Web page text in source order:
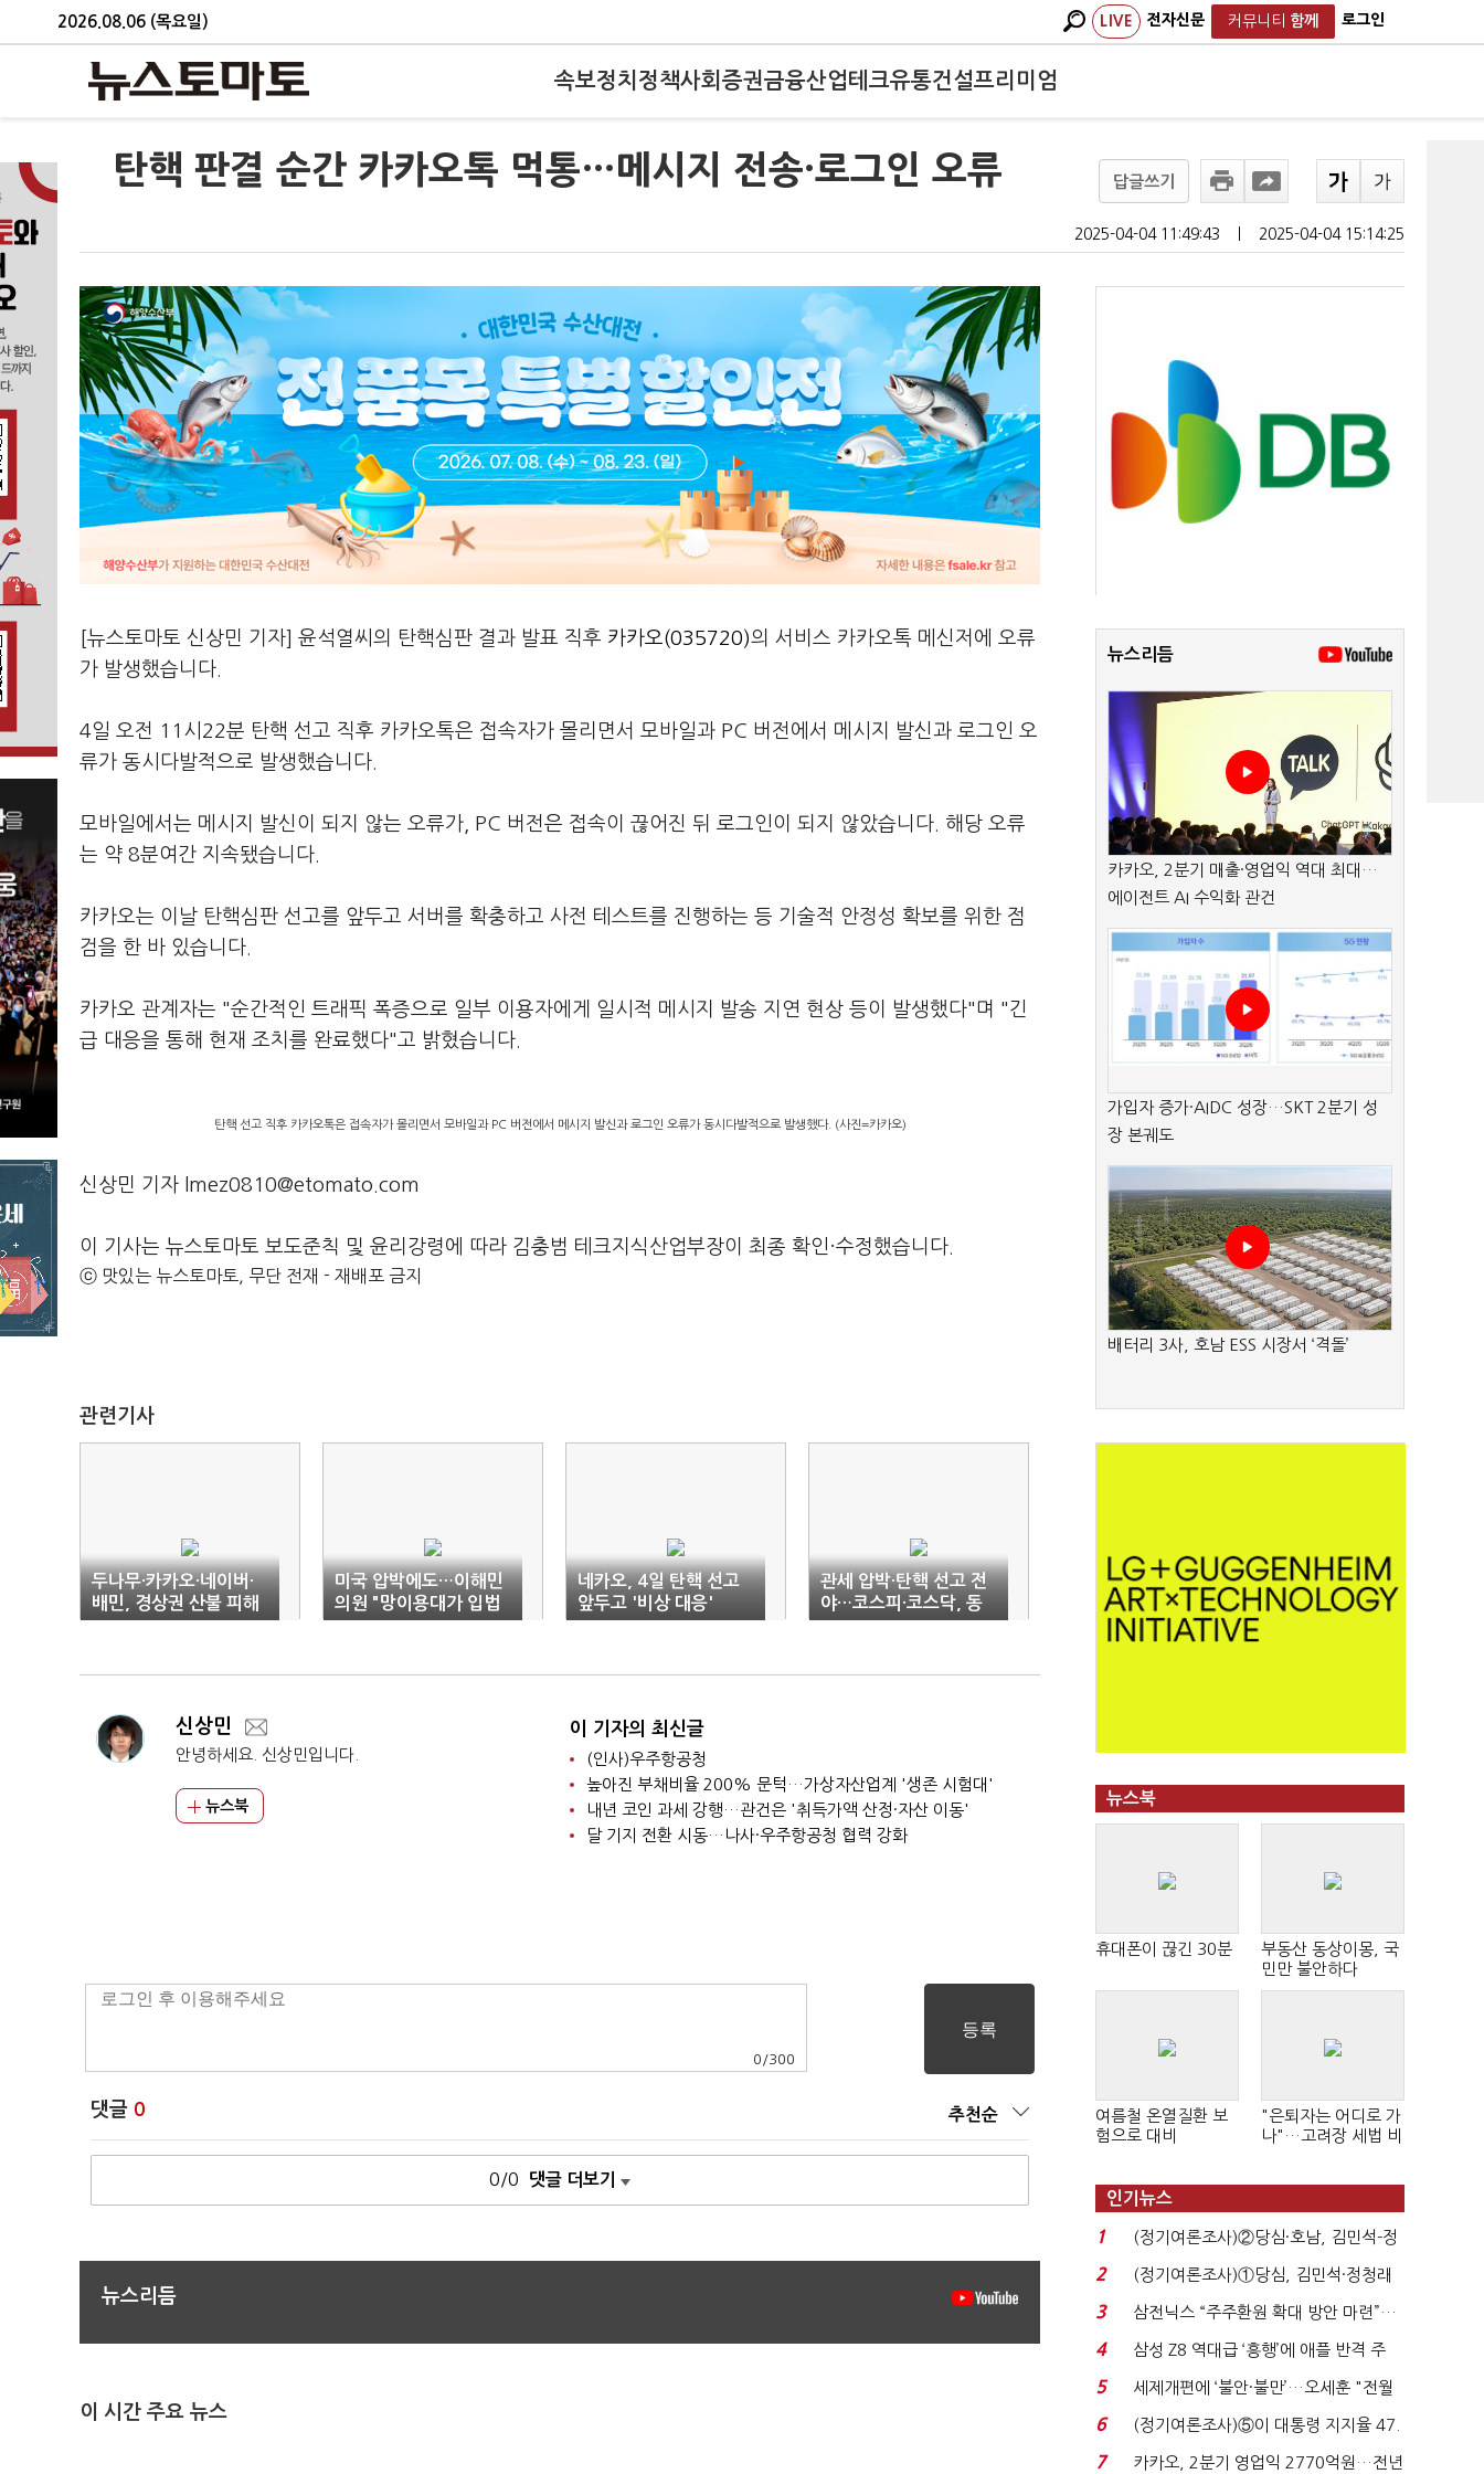
2026.08.06 (목요일) LIVE 전자신문 커뮤니티 함께 로그인
속보정치 정책사회 증권금융산업테크유통건설프리미엄
탄핵 판결 순간 카카오톡 먹통…메시지 전송·로그인 오류 답글쓰기
2025-04-04 11:49:43 2025-04-04 15:14:25
[뉴스토마토 신상민 기자] 윤석열씨의 탄핵심판 결과 발표 직후 카카오(035720)의 서비스 카카오톡 메신저에 오류
가 발생했습니다.
4일 오전 11시22분 탄핵 선고 직후 카카오톡은 접속자가 몰리면서 모바일과 PC 버전에서 메시지 발신과 로그인 오
류가 동시다발적으로 발생했습니다.
모바일에서는 메시지 발신이 되지 않는 오류가, PC 버전은 접속이 끊어진 뒤 로그인이 되지 않았습니다. 해당 오류
는 약 8분여간 지속됐습니다.
카카오는 이날 탄핵심판 선고를 앞두고 서버를 확충하고 사전 테스트를 진행하는 등 기술적 안정성 확보를 위한 점
검을 한 바 있습니다.
카카오 관계자는 "순간적인 트래픽 폭증으로 일부 이용자에게 일시적 메시지 발송 지연 현상 등이 발생했다"며 "긴
급 대응을 통해 현재 조치를 완료했다"고 밝혔습니다.
탄핵 선고 직후 카카오톡은 접속자가 몰리면서 모바일과 PC 버전에서 메시지 발신과 로그인 오류가 동시다발적으로 발생했다. (사진=카카오)
신상민 기자 lmez0810@etomato.com
이 기사는 뉴스토마토 보도준칙 및 윤리강령에 따라 김충범 테크지식산업부장이 최종 확인·수정했습니다.
ⓒ 맛있는 뉴스토마토, 무단 전재 - 재배포 금지
관련기사
두나무·카카오·네이버·
배민, 경상권 산불 피해
긴급 지원
미국 압박에도…이해민
의원 "망이용대가 입법
에 최선"
네카오, 4일 탄핵 선고
앞두고 '비상 대응'
관세 압박·탄핵 선고 전
야…코스피·코스닥, 동
반 하락
신상민
안녕하세요. 신상민입니다.
뉴스북
이 기자의 최신글
(인사)우주항공청
높아진 부채비율 200% 문턱…가상자산업계 '생존 시험대'
내년 코인 과세 강행…관건은 '취득가액 산정·자산 이동'
달 기지 전환 시동…나사·우주항공청 협력 강화
0 /300
댓글 0 추천순
0/0 댓글 더보기
뉴스리듬
이 시간 주요 뉴스
뉴스리듬
카카오, 2분기 매출·영업익 역대 최대…
에이전트 AI 수익화 관건
가입자 증가·AIDC 성장…SKT 2분기 성
장 본궤도
배터리 3사, 호남 ESS 시장서 ‘격돌’
뉴스북
휴대폰이 끊긴 30분
부동산 동상이몽, 국
민만 불안하다
여름철 온열질환 보
험으로 대비
"은퇴자는 어디로 가
나"…고려장 세법 비
인기뉴스
1
(정기여론조사)②당심·호남, 김민석-정
청래 '초접전'...
2
(정기여론조사)①당심, 김민석·정청래
'초접전'…대통령 ...
3
삼전닉스 “주주환원 확대 방안 마련”…
로이터에 성명...
4
삼성 Z8 역대급 ‘흥행’에 애플 반격 주
목…9월 ‘폴...
5
세제개편에 ‘불안·불만’…오세훈 "전월
세 구하기 더 ...
6
(정기여론조사)⑤이 대통령 지지율 47.
7%…일주일 만에 ...
7 카카오, 2분기 영업익 2770억원…전년